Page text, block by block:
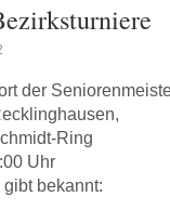
der
Ring
Uhr
bekannt: